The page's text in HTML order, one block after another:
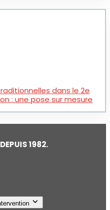
dans le 2e
: une pose sur mesure
1982.